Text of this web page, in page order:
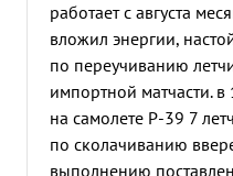
работает с августа
вложил энергии,
по переучиванию
импортной матчасти.
на самолете Р-39 7
по сколачиванию
выполнению